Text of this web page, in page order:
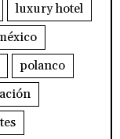
luxury hotel
polanco